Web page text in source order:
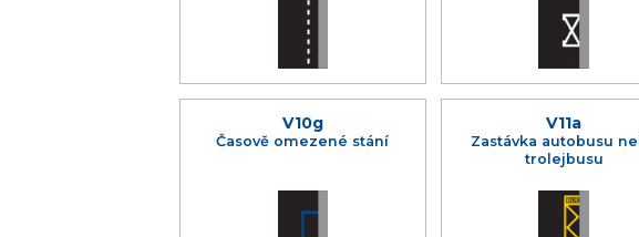
V10g
Časově omezené stání
V11a
Zastávka autobusu
trolejbusu